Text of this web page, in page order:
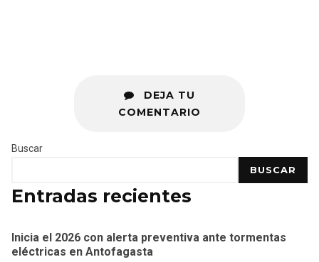
DEJA TU
COMENTARIO
Buscar
BUSCAR
Entradas recientes
Inicia el 2026 con alerta preventiva ante tormentas
eléctricas en Antofagasta